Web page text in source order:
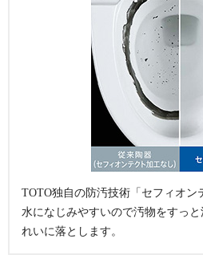
TOTO独自の防汚技術「セフィオン
水になじみやすいので汚物をすっ
れいに落とします。